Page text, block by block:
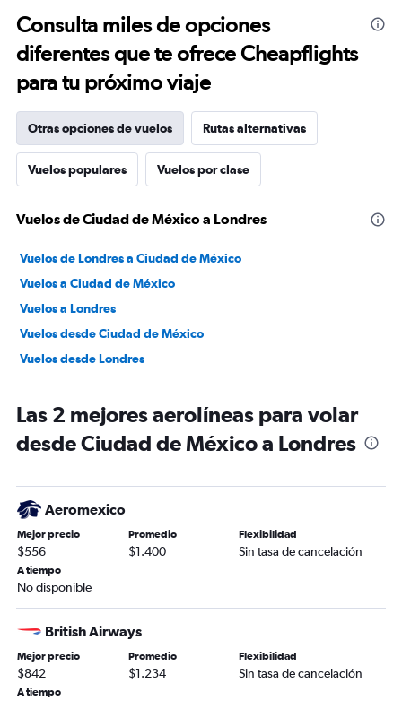
Consulta miles de opciones
diferentes que te ofrece Cheapflights
para tu próximo viaje
Otras opciones de vuelos Rutas alternativas
Vuelos populares Vuelos por clase
Vuelos de Ciudad de México a Londres
Vuelos de Londres a Ciudad de México
Vuelos a Ciudad de México
Vuelos a Londres
Vuelos desde Ciudad de México
Vuelos desde Londres
Las 2 mejores aerolíneas para volar
desde Ciudad de México a Londres
Aeromexico
Mejor precio
$556
Promedio
$1.400
Flexibilidad
Sin tasa de cancelación
A tiempo
No disponible
British Airways
Mejor precio
$842
Promedio
$1.234
Flexibilidad
Sin tasa de cancelación
A tiempo